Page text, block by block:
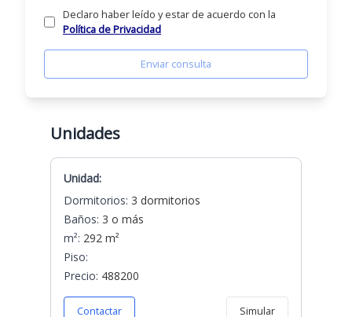
Declaro haber leído y estar de acuerdo con la
Política de Privacidad
Enviar consulta
Unidades
Unidad:
Dormitorios: 3 dormitorios
Baños: 3 o más
m²: 292 m²
Piso:
Precio: 488200
Contactar Simular